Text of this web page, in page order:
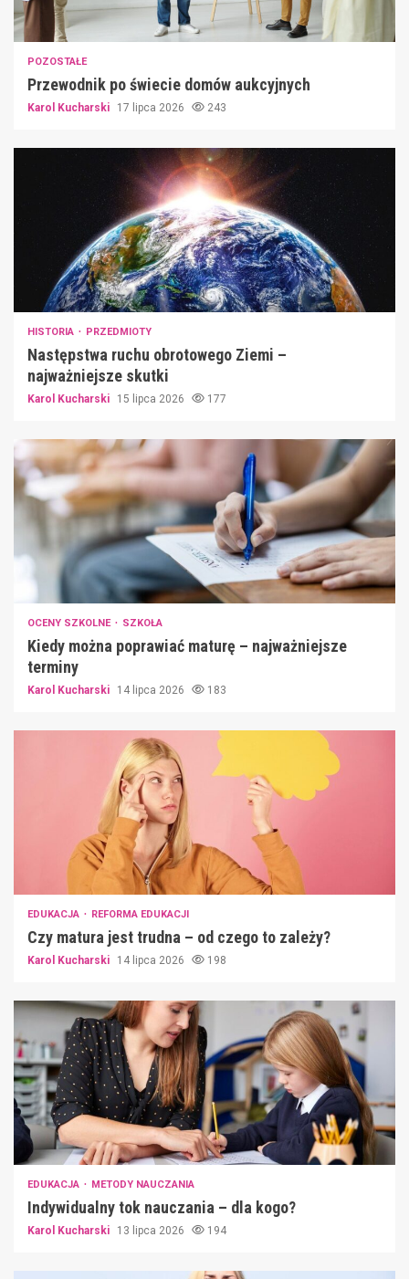
POZOSTAŁE
Przewodnik po świecie domów aukcyjnych
Karol Kucharski 17 lipca 2026 243
HISTORIA PRZEDMIOTY
Następstwa ruchu obrotowego Ziemi –
najważniejsze skutki
Karol Kucharski 15 lipca 2026 177
OCENY SZKOLNE SZKOŁA
Kiedy można poprawiać maturę – najważniejsze
terminy
Karol Kucharski 14 lipca 2026 183
EDUKACJA REFORMA EDUKACJI
Czy matura jest trudna – od czego to zależy?
Karol Kucharski 14 lipca 2026 198
EDUKACJA METODY NAUCZANIA
Indywidualny tok nauczania – dla kogo?
Karol Kucharski 13 lipca 2026 194